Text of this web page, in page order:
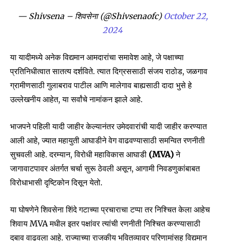
conversation.
your privacy and won't spam your inbox. Your information is
safe with us.
SUBSCRIBE
I've read and accept the Privacy Policy
6,300 32,111
Followers
75
— Shivsena – शिवसेना (@Shivsenaofc) October 22,
2024
या यादीमध्ये अनेक विद्यमान आमदारांचा समावेश आहे, जे पक्षाच्या
प्रतिनिधीत्वात सातत्य दर्शविते. त्यात दिग्रससाठी संजय राठोड, जळगाव
ग्रामीणसाठी गुलाबराव पाटील आणि मालेगाव बाह्यसाठी दादा भुसे हे
उल्लेखनीय आहेत, या सर्वांचे नामांकन झाले आहे.
भाजपने पहिली यादी जाहीर केल्यानंतर उमेदवारांची यादी जाहीर करण्यात
आली आहे, ज्यात महायुती आघाडीने वेग वाढवण्यासाठी समन्वित रणनीती
सुचवली आहे. दरम्यान, विरोधी महाविकास आघाडी (MVA)ने
जागावाटपावर अंतर्गत चर्चा सुरू ठेवली असून, आगामी निवडणुकांबाबत
विरोधाभासी दृष्टिकोन दिसून येतो.
या घोषणेने शिवसेना शिंदे गटाच्या प्रचाराचा टप्पा तर निश्चित केला आहेच
शिवाय MVA मधील इतर पक्षांवर त्यांची रणनीती निश्चित करण्यासाठी
दबाव वाढवला आहे. राज्याच्या राजकीय भवितव्यावर परिणामांसह विद्यमान